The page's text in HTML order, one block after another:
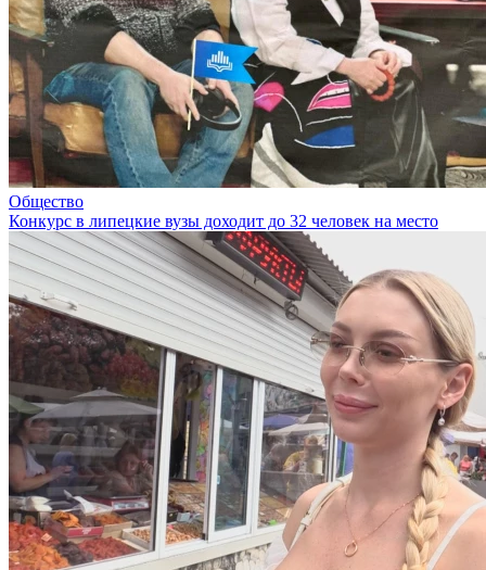
Общество
Конкурс в липецкие вузы доходит до 32 человек на место